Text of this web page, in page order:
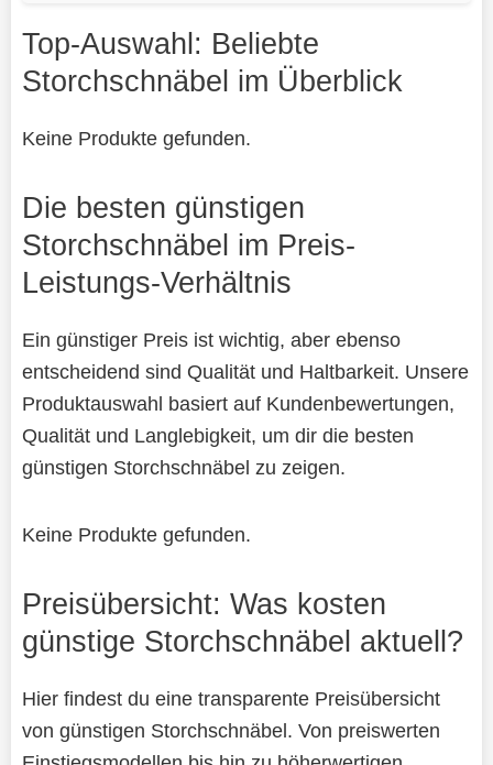
Top-Auswahl: Beliebte
Storchschnäbel im Überblick
Keine Produkte gefunden.
Die besten günstigen
Storchschnäbel im Preis-
Leistungs-Verhältnis
Ein günstiger Preis ist wichtig, aber ebenso
entscheidend sind Qualität und Haltbarkeit. Unsere
Produktauswahl basiert auf Kundenbewertungen,
Qualität und Langlebigkeit, um dir die besten
günstigen Storchschnäbel zu zeigen.
Keine Produkte gefunden.
Preisübersicht: Was kosten
günstige Storchschnäbel aktuell?
Hier findest du eine transparente Preisübersicht
von günstigen Storchschnäbel. Von preiswerten